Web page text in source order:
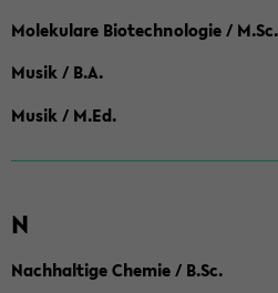
Molekulare Biotechnologie / M.Sc.
Musik / B.A.
Musik / M.Ed.
N
Nachhaltige Chemie / B.Sc.